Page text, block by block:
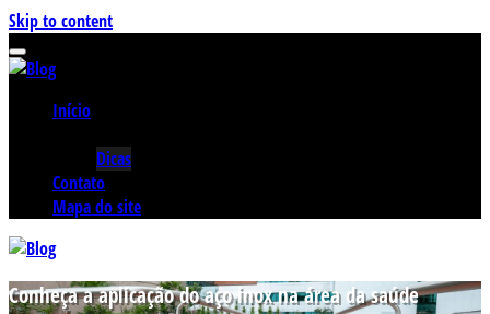
Skip to content
Início
Dicas
Contato
Mapa do site
Conheça a aplicação do aço inox na área da saúde